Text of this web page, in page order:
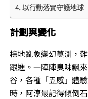
以行動落實守護地球
計劃與變化
棕地亂象變幻莫測，
跟進。一陣陣臭味飄
谷，各種「五感」體
時，阿淳最記得傾倒